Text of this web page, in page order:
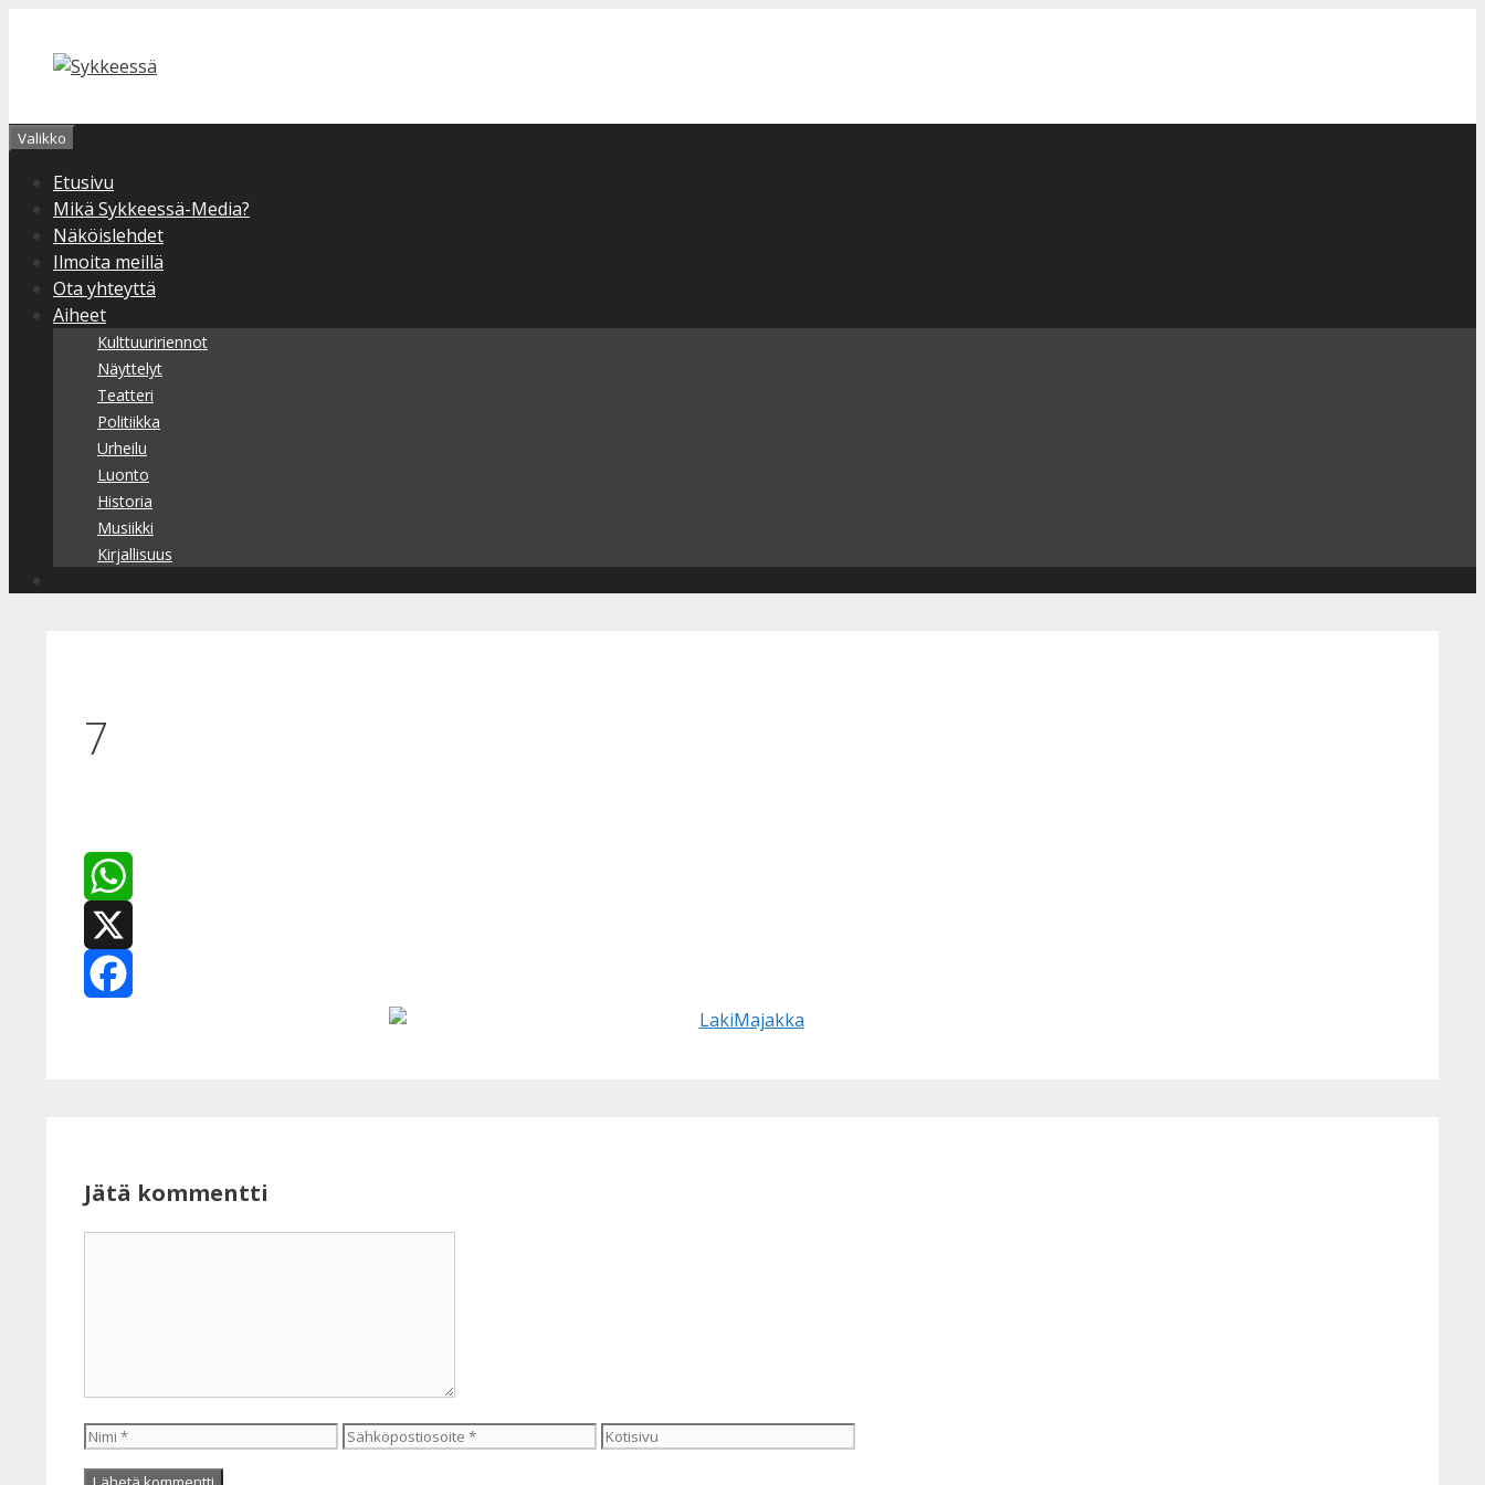
sisältöön
Valikko
Etusivu
Mikä Sykkeessä-Media?
Näköislehdet
Ilmoita meillä
Ota yhteyttä
Aiheet
Kulttuuririennot
Näyttelyt
Teatteri
Politiikka
Urheilu
Luonto
Historia
Musiikki
Kirjallisuus
7
WhatsApp
X
Jätä kommentti
Nimi Sähköpostiosoite Kotisivu